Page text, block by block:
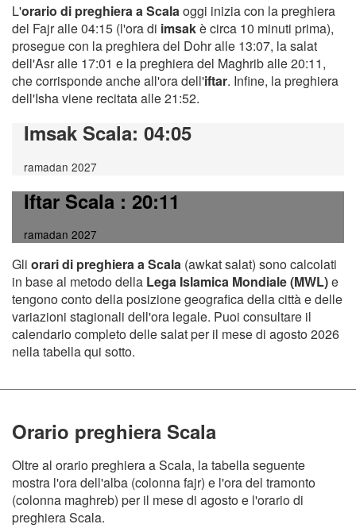
L'orario di preghiera a Scalaoggi inizia con la preghiera
del Fajr alle 04:15 (l'ora di imsakè circa 10 minuti prima),
prosegue con la preghiera del Dohr alle 13:07, la salat
dell'Asr alle 17:01 e la preghiera del Maghrib alle 20:11,
che corrisponde anche all'ora dell'iftar. Infine, la preghiera
dell'Isha viene recitata alle 21:52.
Imsak Scala: 04:05
ramadan 2027
Iftar Scala: 20:11
ramadan 2027
Gli orari di preghiera a Scala (awkat salat) sono calcolati
in base al metodo della Lega Islamica Mondiale (MWL)e
tengono conto della posizione geografica della città e delle
variazioni stagionali dell'ora legale. Puoi consultare il
calendario completo delle salat per il mese di agosto 2026
nella tabella qui sotto.
Orario preghiera Scala
Oltre al orario preghiera a Scala, la tabella seguente
mostra l'ora dell'alba (colonna fajr) e l'ora del tramonto
(colonna maghreb) per il mese di agosto e l'orario di
preghiera Scala.